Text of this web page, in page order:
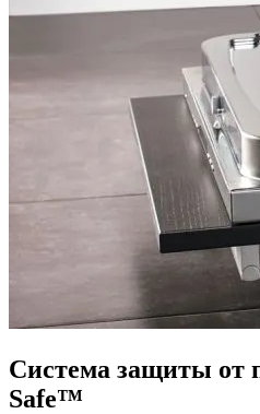
Система защиты от
Safe™